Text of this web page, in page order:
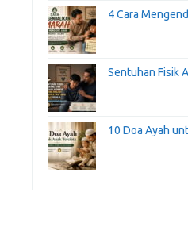
4 Cara
Sentuhan Fisik
10 Doa Ayah